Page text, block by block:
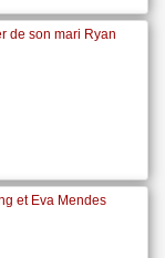
de son mari Ryan
et Eva Mendes